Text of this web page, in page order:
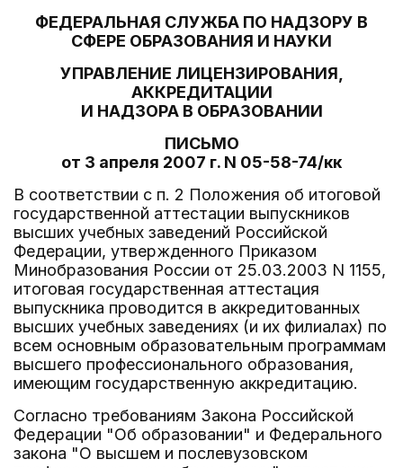
ФЕДЕРАЛЬНАЯ СЛУЖБА ПО НАДЗОРУ В
СФЕРЕ ОБРАЗОВАНИЯ И НАУКИ
УПРАВЛЕНИЕ ЛИЦЕНЗИРОВАНИЯ,
АККРЕДИТАЦИИ
И НАДЗОРА В ОБРАЗОВАНИИ
ПИСЬМО
от 3 апреля 2007 г. N 05-58-74/кк
В соответствии с п. 2 Положения об итоговой
государственной аттестации выпускников
высших учебных заведений Российской
Федерации, утвержденного Приказом
Минобразования России от 25.03.2003 N 1155,
итоговая государственная аттестация
выпускника проводится в аккредитованных
высших учебных заведениях (и их филиалах) по
всем основным образовательным программам
высшего профессионального образования,
имеющим государственную аккредитацию.
Согласно требованиям Закона Российской
Федерации "Об образовании" и Федерального
закона "О высшем и послевузовском